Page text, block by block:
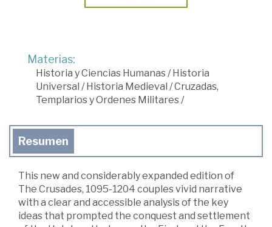
Materias:
Historia y Ciencias Humanas /Historia
Universal /Historia Medieval /Cruzadas,
Templarios y Ordenes Militares /
Resumen
This new and considerably expanded edition of
The Crusades, 1095-1204 couples vivid narrative
with a clear and accessible analysis of the key
ideas that prompted the conquest and settlement